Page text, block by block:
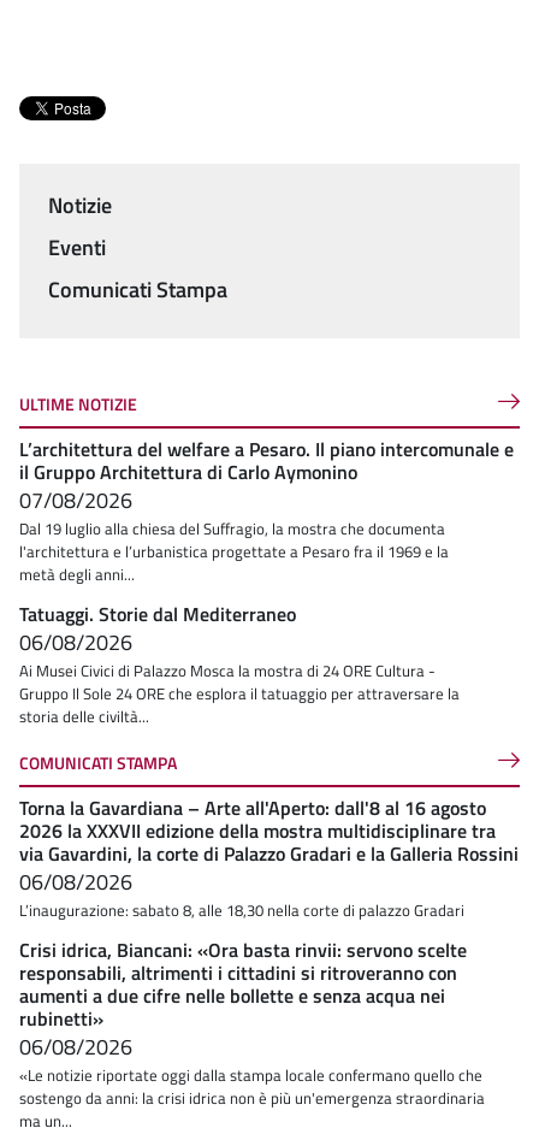
Menu
Notizie
Eventi
Comunicati Stampa
ULTIME NOTIZIE
L’architettura del welfare a Pesaro. Il piano intercomunale e
il Gruppo Architettura di Carlo Aymonino
07/08/2026
Dal 19 luglio alla chiesa del Suffragio, la mostra che documenta
l'architettura e l’urbanistica progettate a Pesaro fra il 1969 e la
metà degli anni...
Tatuaggi. Storie dal Mediterraneo
06/08/2026
Ai Musei Civici di Palazzo Mosca la mostra di 24 ORE Cultura -
Gruppo Il Sole 24 ORE che esplora il tatuaggio per attraversare la
storia delle civiltà...
COMUNICATI STAMPA
Torna la Gavardiana – Arte all'Aperto: dall'8 al 16 agosto
2026 la XXXVII edizione della mostra multidisciplinare tra
via Gavardini, la corte di Palazzo Gradari e la Galleria Rossini
06/08/2026
L’inaugurazione: sabato 8, alle 18,30 nella corte di palazzo Gradari
Crisi idrica, Biancani: «Ora basta rinvii: servono scelte
responsabili, altrimenti i cittadini si ritroveranno con
aumenti a due cifre nelle bollette e senza acqua nei
rubinetti»
06/08/2026
«Le notizie riportate oggi dalla stampa locale confermano quello che
sostengo da anni: la crisi idrica non è più un'emergenza straordinaria
ma un...